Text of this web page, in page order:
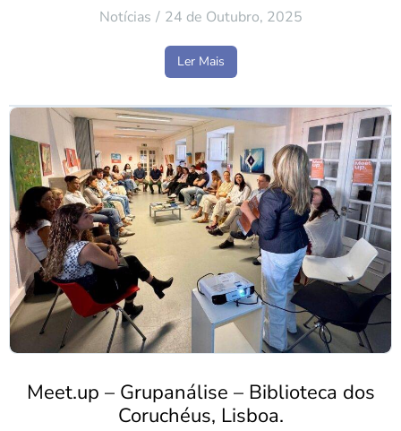
Notícias 24 de Outubro, 2025
Ler Mais
Meet.up – Grupanálise – Biblioteca dos
Coruchéus, Lisboa.